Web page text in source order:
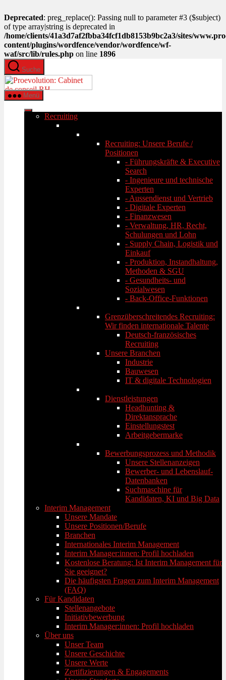
Deprecated: preg_replace(): Passing null to parameter #3 ($subject)
of type array|string is deprecated in
/home/clients/41a3d7af2fbba34fcf1db8153b9bc2a3/sites/
content/plugins/wordfence/vendor/wordfence/wf-
waf/src/lib/rules.php on line 1896
Zum
Inhalt
springen
Suche
Menü
Recruiting
Recruiting: Unsere Berufe /
Positionen
- Führungskräfte & Executive
Search
- Ingenieure und technische
Experten
- Aussendienst und Vertrieb
- Digitale Experten
- Finanzwesen
- Verwaltung, HR, Recht,
Schulungen und Lohn
- Supply Chain, Logistik und
Einkauf
- Produktion, Instandhaltung,
Methoden & SGU
- Gesundheits- und
Sozialwesen
- Back-Office-Funktionen
Grenzüberschreitendes Recruiting:
Wir finden internationale Talente
Deutsch-französisches
Recruiting
Unsere Branchen
Industrie
Bauwesen
IT & digitale Technologien
Dienstleistungen
Headhunting &
Direktansprache
Einstellungstest
Arbeitgebermarke
Bewerbungsprozess und Methodik
Unsere Stellenanzeigen
Bewerber- und Lebenslauf-
Datenbanken
Suchmaschine für
Kandidaten, KI und Big Data
Interim Management
Unsere Mandate
Unsere Positionen/Berufe
Branchen
Internationales Interim Management
Interim Manager:innen: Profil hochladen
Kostenlose Beratung: Ist Interim Management für
Sie geeignet?
Die häufigsten Fragen zum Interim Management
(FAQ)
Für Kandidaten
Stellenangebote
Initiativbewerbung
Interim Manager:innen: Profil hochladen
Über uns
Unser Team
Unsere Geschichte
Unsere Werte
Zertifizierungen & Engagements